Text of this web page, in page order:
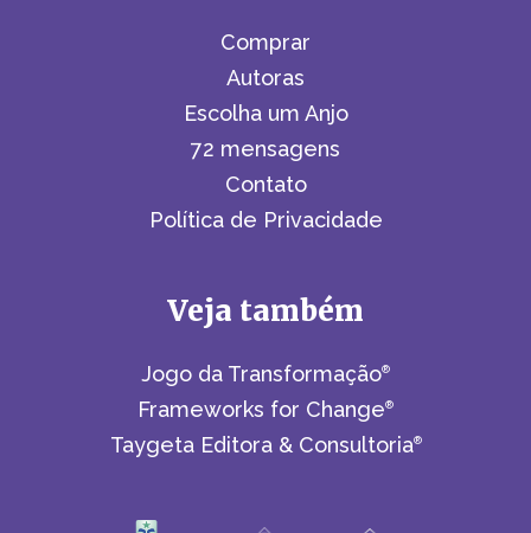
Comprar
Autoras
Escolha um Anjo
72 mensagens
Contato
Política de Privacidade
Veja também
Jogo da Transformação®
Frameworks for Change®
Taygeta Editora & Consultoria®